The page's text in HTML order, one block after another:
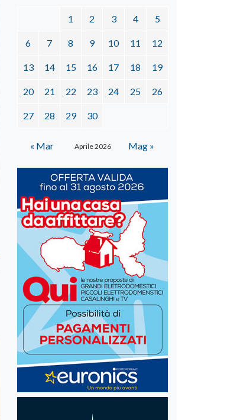
Aprile 2026
1 2 3 4 5
6 7 8 9 10 11 12
13 14 15 16 17 18 19
20 21 22 23 24 25 26
27 28 29 30
« Mar Mag »